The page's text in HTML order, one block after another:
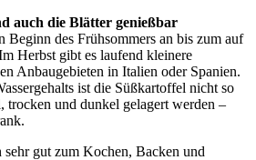
auch die Blätter genießbar
Beginn des Frühsommers an bis zum auf
Herbst gibt es laufend kleinere
Anbaugebieten in Italien oder Spanien.
ist die Süßkartoffel nicht so
trocken und dunkel gelagert werden –
gut zum Kochen, Backen und